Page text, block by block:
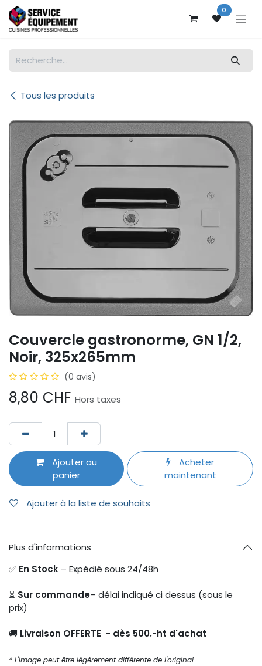
Se rendre au contenu 0
Tous les produits
Couvercle gastronorme, GN 1/2,
Noir, 325x265mm
(0 avis)
8,80 CHF Hors taxes
Ajouter au
panier
Acheter
maintenant
Ajouter à la liste de souhaits
Plus d'informations
✅ En Stock – Expédié sous 24/48h
⏳ Sur commande– délai indiqué ci dessus (sous le
prix)
🚚 Livraison OFFERTE - dès 500.-ht d'achat
* L'image peut être légèrement différente de l'original